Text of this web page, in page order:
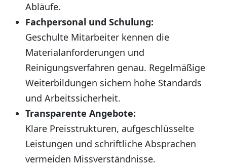
Abläufe.
Fachpersonal und Schulung:
Geschulte Mitarbeiter kennen die
Materialanforderungen und
Reinigungsverfahren genau. Regelmäßige
Weiterbildungen sichern hohe Standards
und Arbeitssicherheit.
Transparente Angebote:
Klare Preisstrukturen, aufgeschlüsselte
Leistungen und schriftliche Absprachen
vermeiden Missverständnisse.